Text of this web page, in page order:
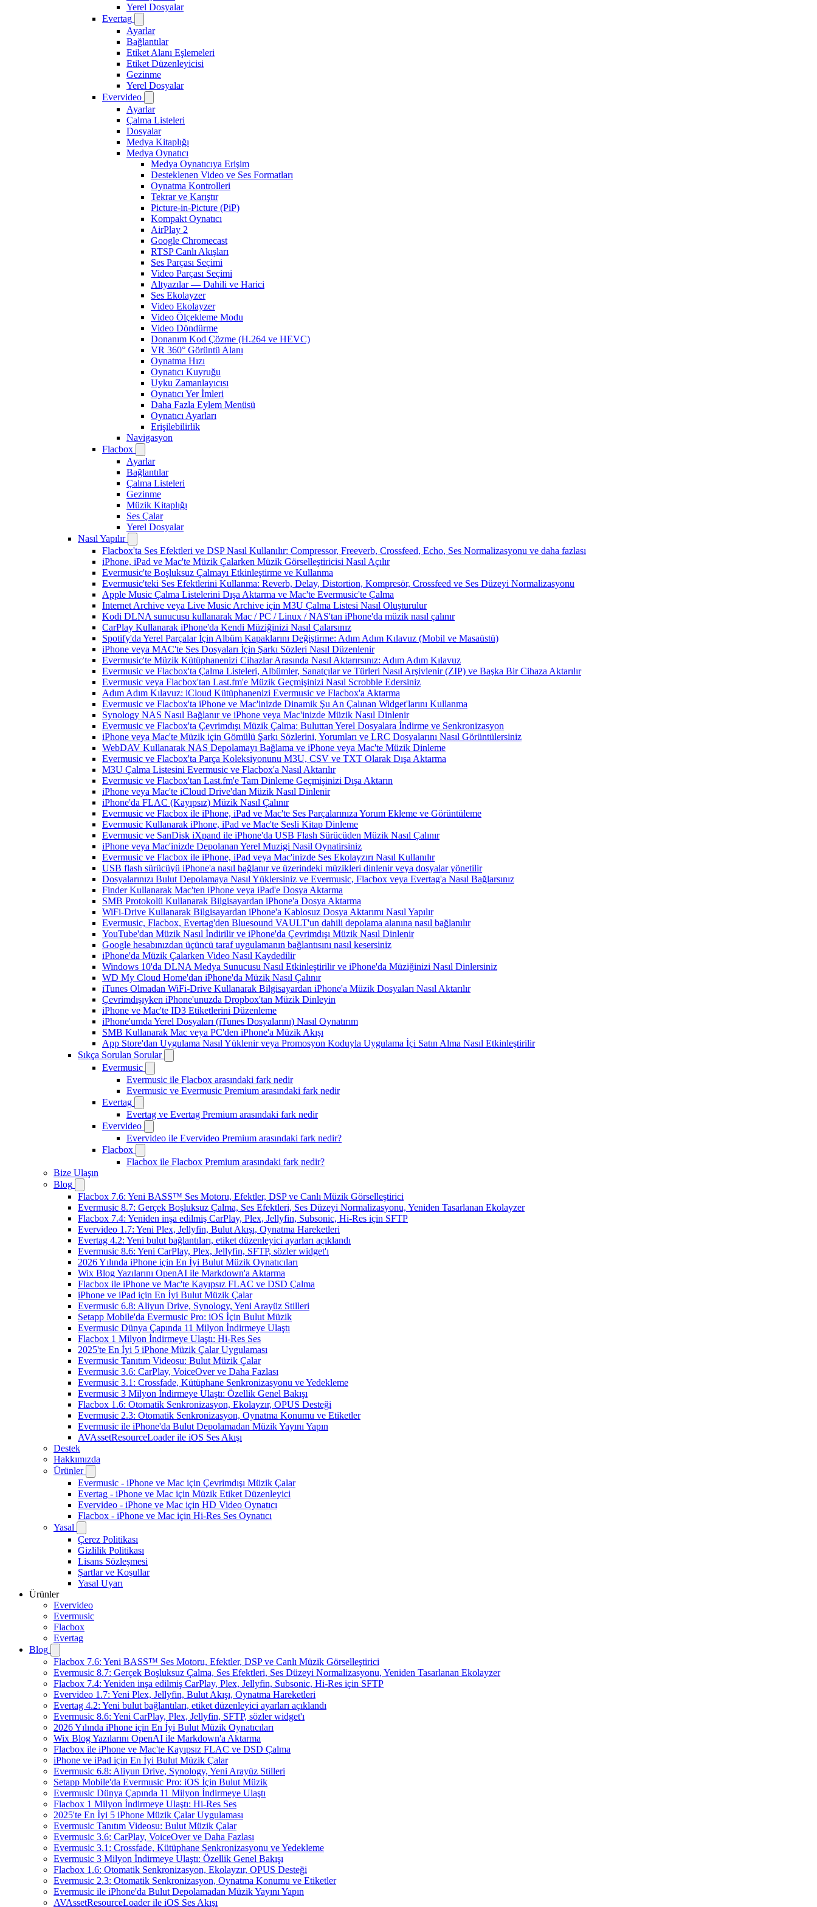
Yerel Dosyalar
Evertag
Ayarlar
Bağlantılar
Etiket Alanı Eşlemeleri
Etiket Düzenleyicisi
Gezinme
Yerel Dosyalar
Evervideo
Ayarlar
Çalma Listeleri
Dosyalar
Medya Kitaplığı
Medya Oynatıcı
Medya Oynatıcıya Erişim
Desteklenen Video ve Ses Formatları
Oynatma Kontrolleri
Tekrar ve Karıştır
Picture-in-Picture (PiP)
Kompakt Oynatıcı
AirPlay 2
Google Chromecast
RTSP Canlı Akışları
Ses Parçası Seçimi
Video Parçası Seçimi
Altyazılar — Dahili ve Harici
Ses Ekolayzer
Video Ekolayzer
Video Ölçekleme Modu
Video Döndürme
Donanım Kod Çözme (H.264 ve HEVC)
VR 360° Görüntü Alanı
Oynatma Hızı
Oynatıcı Kuyruğu
Uyku Zamanlayıcısı
Oynatıcı Yer İmleri
Daha Fazla Eylem Menüsü
Oynatıcı Ayarları
Erişilebilirlik
Navigasyon
Flacbox
Ayarlar
Bağlantılar
Çalma Listeleri
Gezinme
Müzik Kitaplığı
Ses Çalar
Yerel Dosyalar
Nasıl Yapılır
Flacbox'ta Ses Efektleri ve DSP Nasıl Kullanılır: Compressor, Freeverb, Crossfeed, Echo, Ses Normalizasyonu ve daha fazlası
iPhone, iPad ve Mac'te Müzik Çalarken Müzik Görselleştiricisi Nasıl Açılır
Evermusic'te Boşluksuz Çalmayı Etkinleştirme ve Kullanma
Evermusic'teki Ses Efektlerini Kullanma: Reverb, Delay, Distortion, Kompresör, Crossfeed ve Ses Düzeyi Normalizasyonu
Apple Music Çalma Listelerini Dışa Aktarma ve Mac'te Evermusic'te Çalma
Internet Archive veya Live Music Archive için M3U Çalma Listesi Nasıl Oluşturulur
Kodi DLNA sunucusu kullanarak Mac / PC / Linux / NAS'tan iPhone'da müzik nasıl çalınır
CarPlay Kullanarak iPhone'da Kendi Müziğinizi Nasıl Çalarsınız
Spotify'da Yerel Parçalar İçin Albüm Kapaklarını Değiştirme: Adım Adım Kılavuz (Mobil ve Masaüstü)
iPhone veya MAC'te Ses Dosyaları İçin Şarkı Sözleri Nasıl Düzenlenir
Evermusic'te Müzik Kütüphanenizi Cihazlar Arasında Nasıl Aktarırsınız: Adım Adım Kılavuz
Evermusic ve Flacbox'ta Çalma Listeleri, Albümler, Sanatçılar ve Türleri Nasıl Arşivlenir (ZIP) ve Başka Bir Cihaza Aktarılır
Evermusic veya Flacbox'tan Last.fm'e Müzik Geçmişinizi Nasıl Scrobble Edersiniz
Adım Adım Kılavuz: iCloud Kütüphanenizi Evermusic ve Flacbox'a Aktarma
Evermusic ve Flacbox'ta iPhone ve Mac'inizde Dinamik Şu An Çalınan Widget'larını Kullanma
Synology NAS Nasıl Bağlanır ve iPhone veya Mac'inizde Müzik Nasıl Dinlenir
Evermusic ve Flacbox'ta Çevrimdışı Müzik Çalma: Buluttan Yerel Dosyalara İndirme ve Senkronizasyon
iPhone veya Mac'te Müzik için Gömülü Şarkı Sözlerini, Yorumları ve LRC Dosyalarını Nasıl Görüntülersiniz
WebDAV Kullanarak NAS Depolamayı Bağlama ve iPhone veya Mac'te Müzik Dinleme
Evermusic ve Flacbox'ta Parça Koleksiyonunu M3U, CSV ve TXT Olarak Dışa Aktarma
M3U Çalma Listesini Evermusic ve Flacbox'a Nasıl Aktarılır
Evermusic ve Flacbox'tan Last.fm'e Tam Dinleme Geçmişinizi Dışa Aktarın
iPhone veya Mac'te iCloud Drive'dan Müzik Nasıl Dinlenir
iPhone'da FLAC (Kayıpsız) Müzik Nasıl Çalınır
Evermusic ve Flacbox ile iPhone, iPad ve Mac'te Ses Parçalarınıza Yorum Ekleme ve Görüntüleme
Evermusic Kullanarak iPhone, iPad ve Mac'te Sesli Kitap Dinleme
Evermusic ve SanDisk iXpand ile iPhone'da USB Flash Sürücüden Müzik Nasıl Çalınır
iPhone veya Mac'inizde Depolanan Yerel Muzigi Nasil Oynatirsiniz
Evermusic ve Flacbox ile iPhone, iPad veya Mac'inizde Ses Ekolayzırı Nasıl Kullanılır
USB flash sürücüyü iPhone'a nasıl bağlanır ve üzerindeki müzikleri dinlenir veya dosyalar yönetilir
Dosyalarınızı Bulut Depolamaya Nasıl Yüklersiniz ve Evermusic, Flacbox veya Evertag'a Nasıl Bağlarsınız
Finder Kullanarak Mac'ten iPhone veya iPad'e Dosya Aktarma
SMB Protokolü Kullanarak Bilgisayardan iPhone'a Dosya Aktarma
WiFi-Drive Kullanarak Bilgisayardan iPhone'a Kablosuz Dosya Aktarımı Nasıl Yapılır
Evermusic, Flacbox, Evertag'den Bluesound VAULT'un dahili depolama alanına nasıl bağlanılır
YouTube'dan Müzik Nasıl İndirilir ve iPhone'da Çevrimdışı Müzik Nasıl Dinlenir
Google hesabınızdan üçüncü taraf uygulamanın bağlantısını nasıl kesersiniz
iPhone'da Müzik Çalarken Video Nasıl Kaydedilir
Windows 10'da DLNA Medya Sunucusu Nasıl Etkinleştirilir ve iPhone'da Müziğinizi Nasıl Dinlersiniz
WD My Cloud Home'dan iPhone'da Müzik Nasıl Çalınır
iTunes Olmadan WiFi-Drive Kullanarak Bilgisayardan iPhone'a Müzik Dosyaları Nasıl Aktarılır
Çevrimdışıyken iPhone'unuzda Dropbox'tan Müzik Dinleyin
iPhone ve Mac'te ID3 Etiketlerini Düzenleme
iPhone'umda Yerel Dosyaları (iTunes Dosyalarını) Nasıl Oynatırım
SMB Kullanarak Mac veya PC'den iPhone'a Müzik Akışı
App Store'dan Uygulama Nasıl Yüklenir veya Promosyon Koduyla Uygulama İçi Satın Alma Nasıl Etkinleştirilir
Sıkça Sorulan Sorular
Evermusic
Evermusic ile Flacbox arasındaki fark nedir
Evermusic ve Evermusic Premium arasındaki fark nedir
Evertag
Evertag ve Evertag Premium arasındaki fark nedir
Evervideo
Evervideo ile Evervideo Premium arasındaki fark nedir?
Flacbox
Flacbox ile Flacbox Premium arasındaki fark nedir?
Bize Ulaşın
Blog
Flacbox 7.6: Yeni BASS™ Ses Motoru, Efektler, DSP ve Canlı Müzik Görselleştirici
Evermusic 8.7: Gerçek Boşluksuz Çalma, Ses Efektleri, Ses Düzeyi Normalizasyonu, Yeniden Tasarlanan Ekolayzer
Flacbox 7.4: Yeniden inşa edilmiş CarPlay, Plex, Jellyfin, Subsonic, Hi-Res için SFTP
Evervideo 1.7: Yeni Plex, Jellyfin, Bulut Akışı, Oynatma Hareketleri
Evertag 4.2: Yeni bulut bağlantıları, etiket düzenleyici ayarları açıklandı
Evermusic 8.6: Yeni CarPlay, Plex, Jellyfin, SFTP, sözler widget'ı
2026 Yılında iPhone için En İyi Bulut Müzik Oynatıcıları
Wix Blog Yazılarını OpenAI ile Markdown'a Aktarma
Flacbox ile iPhone ve Mac'te Kayıpsız FLAC ve DSD Çalma
iPhone ve iPad için En İyi Bulut Müzik Çalar
Evermusic 6.8: Aliyun Drive, Synology, Yeni Arayüz Stilleri
Setapp Mobile'da Evermusic Pro: iOS İçin Bulut Müzik
Evermusic Dünya Çapında 11 Milyon İndirmeye Ulaştı
Flacbox 1 Milyon İndirmeye Ulaştı: Hi-Res Ses
2025'te En İyi 5 iPhone Müzik Çalar Uygulaması
Evermusic Tanıtım Videosu: Bulut Müzik Çalar
Evermusic 3.6: CarPlay, VoiceOver ve Daha Fazlası
Evermusic 3.1: Crossfade, Kütüphane Senkronizasyonu ve Yedekleme
Evermusic 3 Milyon İndirmeye Ulaştı: Özellik Genel Bakışı
Flacbox 1.6: Otomatik Senkronizasyon, Ekolayzır, OPUS Desteği
Evermusic 2.3: Otomatik Senkronizasyon, Oynatma Konumu ve Etiketler
Evermusic ile iPhone'da Bulut Depolamadan Müzik Yayını Yapın
AVAssetResourceLoader ile iOS Ses Akışı
Destek
Hakkımızda
Ürünler
Evermusic - iPhone ve Mac için Çevrimdışı Müzik Çalar
Evertag - iPhone ve Mac için Müzik Etiket Düzenleyici
Evervideo - iPhone ve Mac için HD Video Oynatıcı
Flacbox - iPhone ve Mac için Hi-Res Ses Oynatıcı
Yasal
Çerez Politikası
Gizlilik Politikası
Lisans Sözleşmesi
Şartlar ve Koşullar
Yasal Uyarı
Ürünler
Evervideo
Evermusic
Flacbox
Evertag
Blog
Flacbox 7.6: Yeni BASS™ Ses Motoru, Efektler, DSP ve Canlı Müzik Görselleştirici
Evermusic 8.7: Gerçek Boşluksuz Çalma, Ses Efektleri, Ses Düzeyi Normalizasyonu, Yeniden Tasarlanan Ekolayzer
Flacbox 7.4: Yeniden inşa edilmiş CarPlay, Plex, Jellyfin, Subsonic, Hi-Res için SFTP
Evervideo 1.7: Yeni Plex, Jellyfin, Bulut Akışı, Oynatma Hareketleri
Evertag 4.2: Yeni bulut bağlantıları, etiket düzenleyici ayarları açıklandı
Evermusic 8.6: Yeni CarPlay, Plex, Jellyfin, SFTP, sözler widget'ı
2026 Yılında iPhone için En İyi Bulut Müzik Oynatıcıları
Wix Blog Yazılarını OpenAI ile Markdown'a Aktarma
Flacbox ile iPhone ve Mac'te Kayıpsız FLAC ve DSD Çalma
iPhone ve iPad için En İyi Bulut Müzik Çalar
Evermusic 6.8: Aliyun Drive, Synology, Yeni Arayüz Stilleri
Setapp Mobile'da Evermusic Pro: iOS İçin Bulut Müzik
Evermusic Dünya Çapında 11 Milyon İndirmeye Ulaştı
Flacbox 1 Milyon İndirmeye Ulaştı: Hi-Res Ses
2025'te En İyi 5 iPhone Müzik Çalar Uygulaması
Evermusic Tanıtım Videosu: Bulut Müzik Çalar
Evermusic 3.6: CarPlay, VoiceOver ve Daha Fazlası
Evermusic 3.1: Crossfade, Kütüphane Senkronizasyonu ve Yedekleme
Evermusic 3 Milyon İndirmeye Ulaştı: Özellik Genel Bakışı
Flacbox 1.6: Otomatik Senkronizasyon, Ekolayzır, OPUS Desteği
Evermusic 2.3: Otomatik Senkronizasyon, Oynatma Konumu ve Etiketler
Evermusic ile iPhone'da Bulut Depolamadan Müzik Yayını Yapın
AVAssetResourceLoader ile iOS Ses Akışı